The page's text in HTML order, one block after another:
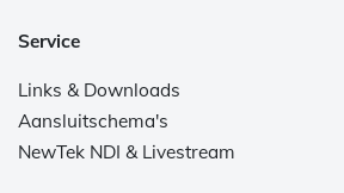
Service
Links & Downloads
Aansluitschema's
NewTek NDI & Livestream